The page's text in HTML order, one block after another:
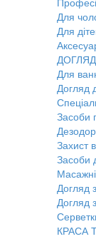
Для
Для
Для
Догляд
Засоби
Захист
Засоби
Догляд
Догляд
КРАСА